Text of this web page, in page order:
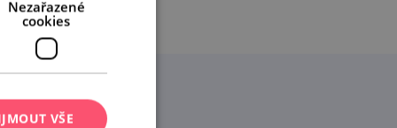
Nezařazené
cookies
VŠE